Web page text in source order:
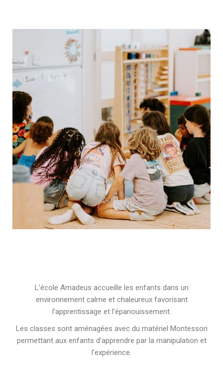
L’école Amadeus accueille les enfants dans un
environnement calme et chaleureux favorisant
l’apprentissage et l’épanouissement.
Les classes sont aménagées avec du matériel Montessori
permettant aux enfants d’apprendre par la manipulation et
l’expérience.